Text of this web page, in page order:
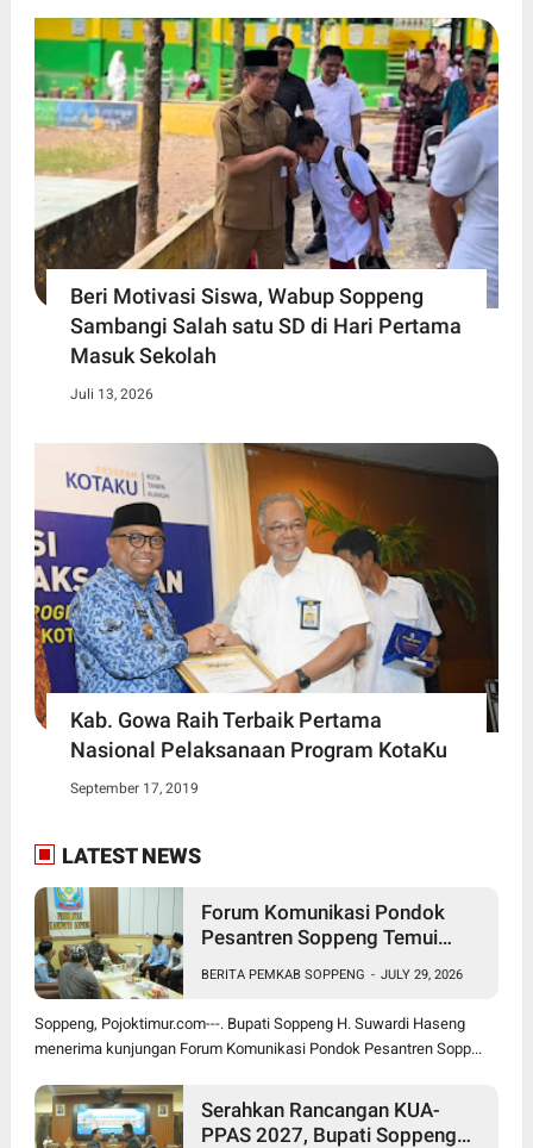
Beri Motivasi Siswa, Wabup Soppeng
Sambangi Salah satu SD di Hari Pertama
Masuk Sekolah
Juli 13, 2026
Kab. Gowa Raih Terbaik Pertama
Nasional Pelaksanaan Program KotaKu
September 17, 2019
LATEST NEWS
Forum Komunikasi Pondok
Pesantren Soppeng Temui
BERITA PEMKAB SOPPENG - JULY 29, 2026
Soppeng, Pojoktimur.com---. Bupati Soppeng H. Suwardi Haseng
menerima kunjungan Forum Komunikasi Pondok Pesantren Sopp...
Serahkan Rancangan KUA-
PPAS 2027, Bupati Soppeng